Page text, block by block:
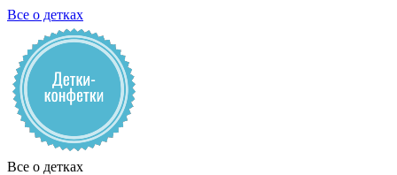
Все о детках
Все о детках